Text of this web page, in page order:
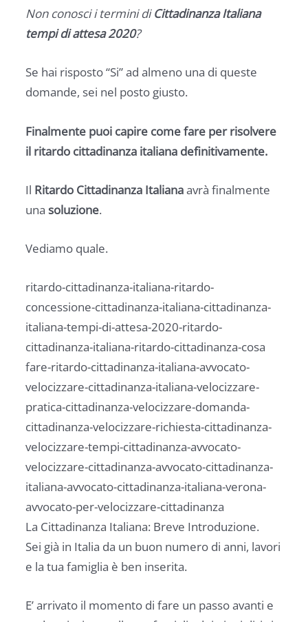
Non conosci i termini diCittadinanza Italiana
tempi di attesa 2020?
Se hai risposto “Si” ad almeno una di queste
domande, sei nel posto giusto.
Finalmente puoi capire come fare per risolvere
il ritardo cittadinanza italiana definitivamente.
Il Ritardo Cittadinanza Italianaavrà finalmente
una soluzione.
Vediamo quale.
ritardo-cittadinanza-italiana-ritardo-
concessione-cittadinanza-italiana-cittadinanza-
italiana-tempi-di-attesa-2020-ritardo-
cittadinanza-italiana-ritardo-cittadinanza-cosa
fare-ritardo-cittadinanza-italiana-avvocato-
velocizzare-cittadinanza-italiana-velocizzare-
pratica-cittadinanza-velocizzare-domanda-
cittadinanza-velocizzare-richiesta-cittadinanza-
velocizzare-tempi-cittadinanza-avvocato-
velocizzare-cittadinanza-avvocato-cittadinanza-
italiana-avvocato-cittadinanza-italiana-verona-
avvocato-per-velocizzare-cittadinanza
La Cittadinanza Italiana: Breve Introduzione.
Sei già in Italia da un buon numero di anni, lavori
e la tua famiglia è ben inserita.
E’ arrivato il momento di fare un passo avanti e